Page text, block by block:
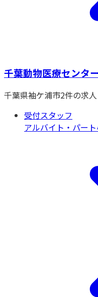
千葉動物医療センター
千葉県袖ケ浦市2件の求人
受付スタッフ
アルバイト・パート